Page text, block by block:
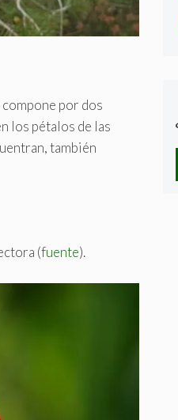
por dos
los pétalos de las
también
(fuente).